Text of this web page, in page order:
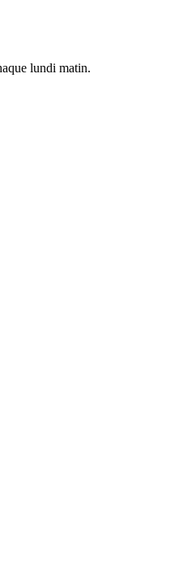
lundi matin.